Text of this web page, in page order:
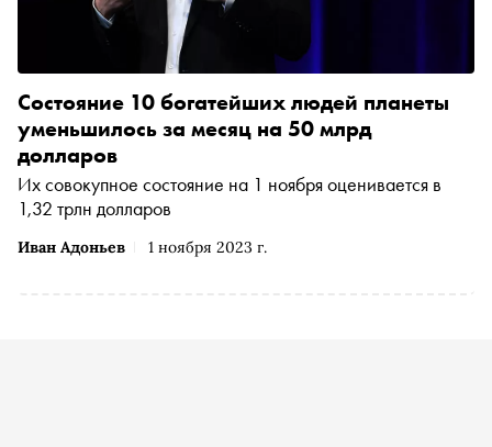
Иван Адоньев 1 ноября 2023 г.
Состояние 10 богатейших людей планеты
уменьшилось за месяц на 50 млрд
долларов
Их совокупное состояние на 1 ноября оценивается в
1,32 трлн долларов